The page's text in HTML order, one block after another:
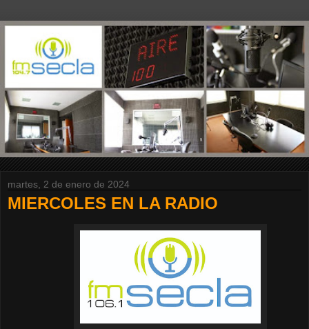
martes, 2 de enero de 2024
MIERCOLES EN LA RADIO